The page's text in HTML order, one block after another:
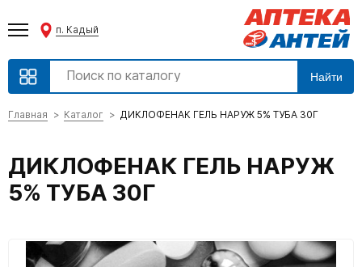
п. Кадый
Найти
Главная Каталог ДИКЛОФЕНАК ГЕЛЬ НАРУЖ 5% ТУБА 30Г
ДИКЛОФЕНАК ГЕЛЬ НАРУЖ
5% ТУБА 30Г